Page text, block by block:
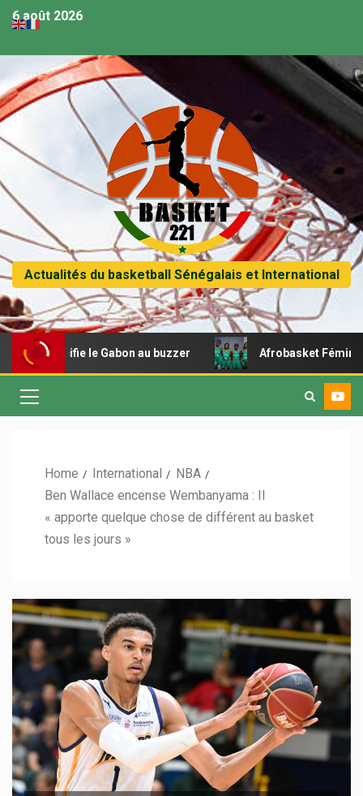
6 août 2026
Actualités du basketball Sénégalais et International
le Gabon au buzzer Afrobasket Féminin U18 –
Home International
NBA
Ben Wallace encense Wembanyama : Il
« apporte quelque chose de différent au basket
tous les jours »